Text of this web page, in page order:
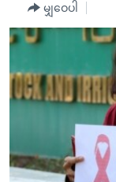
ကျော်
ရန်
ပင်မ
စာမျက်နှာ
အစ္စရေး-ပါလက်စ
အင်္ဂလိပ်စာလေ့လာ
အမေရိကန်သုံးအီ
မကြေးမုံရဲ့ အင်္ဂလိ
ရုပ်ရှင်ထဲက အင်္ဂလိ
သုတပဒေသာ အင်္ဂ
အပတ်စဉ်ကဏ္ဍမျာ
ရေဒီယို
တီဗွီ
ရေဒီယိုနှင့်ရုပ်သံ အ
ရေဒီယို/တီဗွီအစီအ
Learning English
မျှဝေပါ